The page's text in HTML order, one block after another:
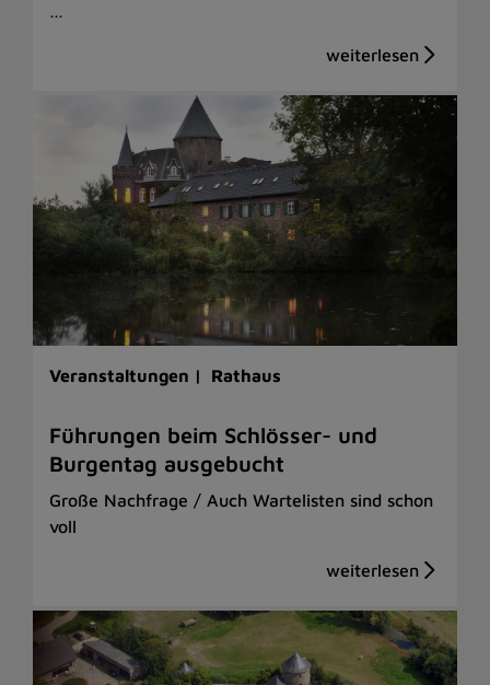
…
Veranstaltungen | Rathaus
Führungen beim Schlösser- und
Burgentag ausgebucht
Große Nachfrage / Auch Wartelisten sind schon
voll